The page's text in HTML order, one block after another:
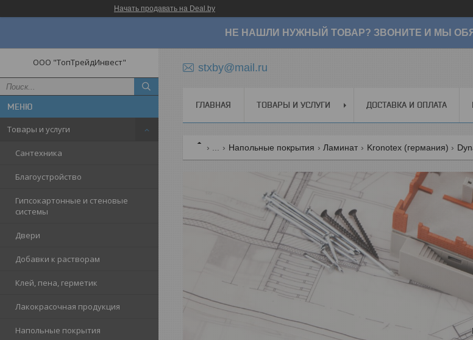
Начать продавать на Deal.by
НЕ НАШЛИ НУЖНЫЙ ТОВАР? ЗВОНИТЕ И МЫ
ООО "ТопТрейдИнвест"
Товары и услуги
Сантехника
Благоустройство
Гипсокартонные и стеновые
системы
Двери
Добавки к растворам
Клей, пена, герметик
Лакокрасочная продукция
Напольные покрытия
stxby@mail.ru
ГЛАВНАЯ ТОВАРЫ И УСЛУГИ ДОСТАВКА И ОПЛАТА
Напольные покрытия Ламинат Kronotex (германия)